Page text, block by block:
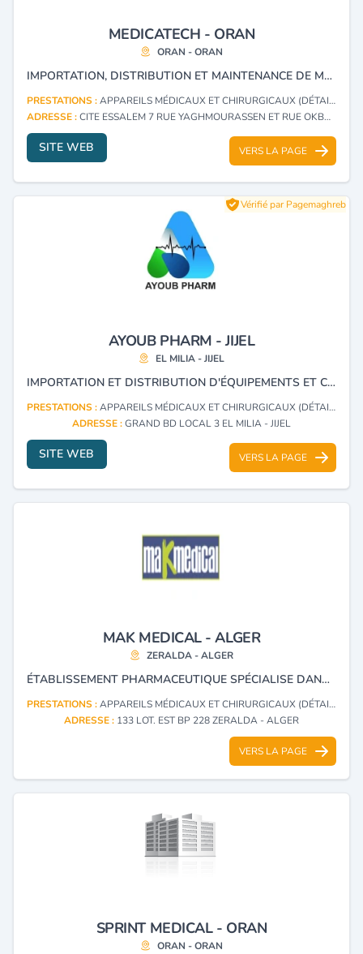
MEDICATECH - ORAN
ORAN - ORAN
IMPORTATION, DISTRIBUTION ET MAINTENANCE DE MATÉRIEL MÉDICO-CHIRURGICAL ET CONSOMMABLES.
PRESTATIONS :APPAREILS MÉDICAUX ET CHIRURGICAUX (DÉTAIL)
ADRESSE :CITE ESSALEM 7 RUE YAGHMOURASSEN ET RUE OKBA BEN NAFAA ET. 1 ORAN - ORAN
SITE WEB VERS LA PAGE
Vérifié par Pagemaghreb
AYOUB PHARM - JIJEL
EL MILIA - JIJEL
IMPORTATION ET DISTRIBUTION D'ÉQUIPEMENTS ET CONSOMMABLES MÉDICAUX CHIRURGICAUX.
PRESTATIONS :APPAREILS MÉDICAUX ET CHIRURGICAUX (DÉTAIL)
ADRESSE :GRAND BD LOCAL 3 EL MILIA - JIJEL
SITE WEB VERS LA PAGE
MAK MEDICAL - ALGER
ZERALDA - ALGER
ÉTABLISSEMENT PHARMACEUTIQUE SPÉCIALISE DANS L’IMPORTATION DE DISPOSITIFS MÉDICAUX, EXERÇANT UNE ACTIVITÉ ENTIÈREMENT RÉGLEMENTÉE.
PRESTATIONS :APPAREILS MÉDICAUX ET CHIRURGICAUX (DÉTAIL)
ADRESSE : 133 LOT. EST BP 228 ZERALDA - ALGER
VERS LA PAGE
SPRINT MEDICAL - ORAN
ORAN - ORAN